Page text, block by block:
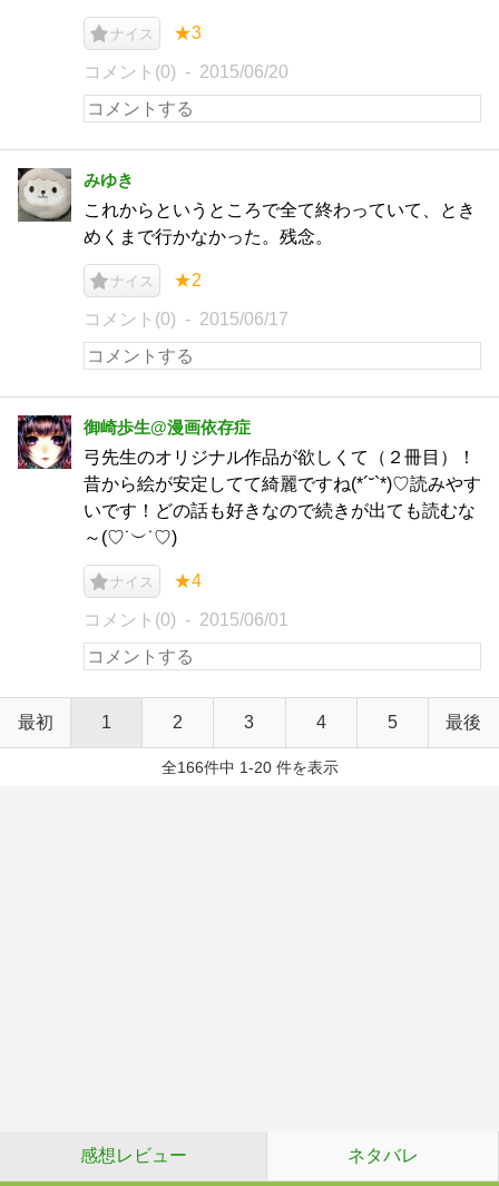
ナイス ★3
コメント(0) 2015/06/20
みゆき
これからというところで全て終わっていて、とき
めくまで行かなかった。残念。
ナイス ★2
コメント(0) 2015/06/17
御崎歩生@漫画依存症
弓先生のオリジナル作品が欲しくて（２冊目）！
昔から絵が安定してて綺麗ですね(*´˘`*)♡読みやす
いです！どの話も好きなので続きが出ても読むな
～(♡˙︶˙♡)
ナイス ★4
コメント(0) 2015/06/01
最初 1 2 3 4 5 最後
全166件中 1-20 件を表示
感想レビュー ネタバレ